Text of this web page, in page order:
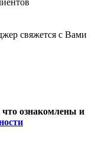
свяжется с Вами
ознакомлены и